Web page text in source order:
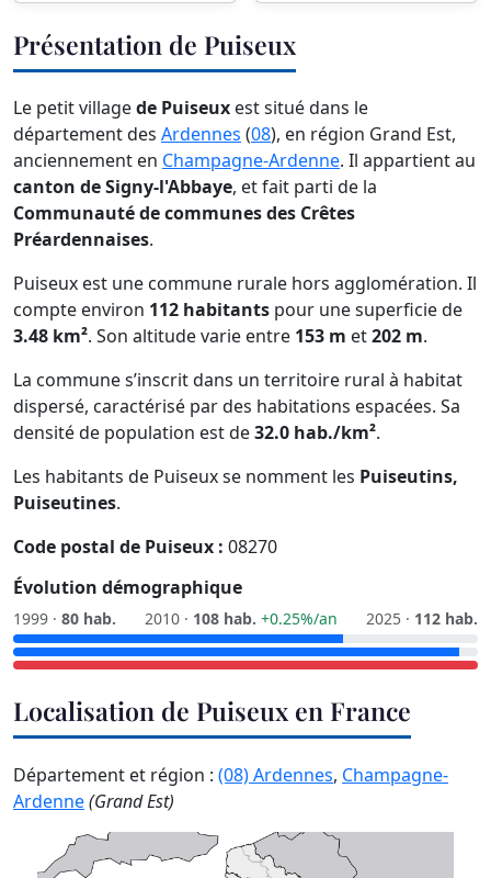
Présentation de Puiseux
Le petit villagede Puiseux est situé dans le
département des Ardennes (08), en région Grand Est,
anciennement en Champagne-Ardenne. Il appartient au
canton de Signy-l'Abbaye, et fait parti de la
Communauté de communes des Crêtes
Préardennaises.
Puiseux est une commune rurale hors agglomération. Il
compte environ 112 habitants pour une superficie de
3.48 km². Son altitude varie entre 153 m et202 m.
La commune s’inscrit dans un territoire rural à habitat
dispersé, caractérisé par des habitations espacées. Sa
densité de population est de32.0 hab./km².
Les habitants de Puiseux se nomment les Puiseutins,
Puiseutines.
Code postal de Puiseux : 08270
Évolution démographique
1999 · 80 hab. 2010 · 108 hab. +0.25%/an 2025 · 112 hab.
Localisation de Puiseux en France
Département et région : (08) Ardennes, Champagne-
Ardenne(Grand Est)